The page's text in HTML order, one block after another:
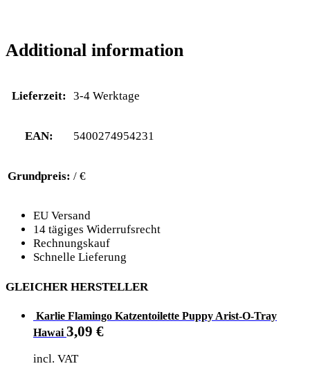
Additional information
Lieferzeit: 3-4 Werktage
EAN: 5400274954231
Grundpreis: / €
EU Versand
14 tägiges Widerrufsrecht
Rechnungskauf
Schnelle Lieferung
GLEICHER HERSTELLER
Karlie Flamingo Katzentoilette Puppy Arist-O-Tray
Hawai 3,09 €
incl. VAT